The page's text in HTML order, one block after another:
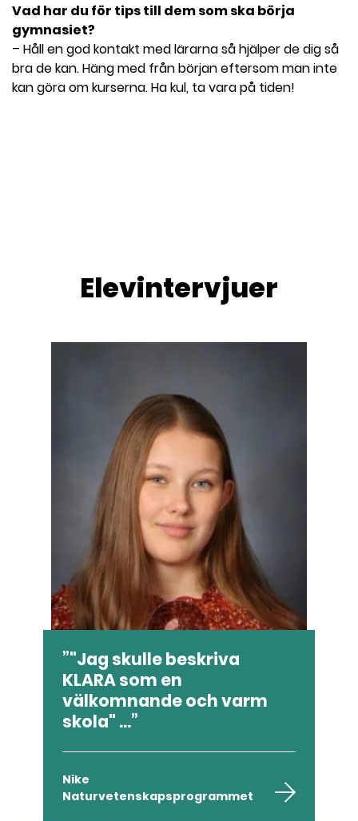
Vad har du för tips till dem som ska börja
gymnasiet?
– Håll en god kontakt med lärarna så hjälper de dig så
bra de kan. Häng med från början eftersom man inte
kan göra om kurserna. Ha kul, ta vara på tiden!
Elevintervjuer
"Jag skulle beskriva
KLARA som en
välkomnande och varm
skola" ...
Nike
Naturvetenskapsprogrammet